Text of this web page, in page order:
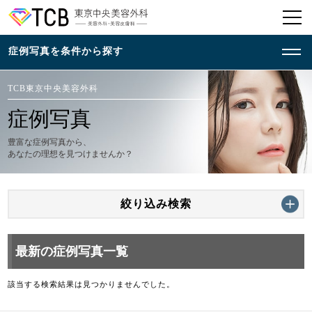
TCB東京中央美容外科
症例写真
豊富な症例写真から、
あなたの理想を見つけませんか？
絞り込み検索
最新の症例写真一覧
該当する検索結果は見つかりませんでした。